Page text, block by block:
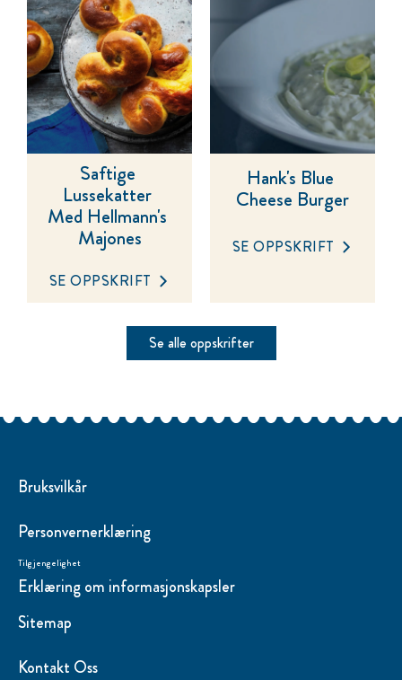
Saftige
Lussekatter
Med Hellmann's
Majones
SE OPPSKRIFT
Hank's Blue
Cheese Burger
SE OPPSKRIFT
Se alle oppskrifter
Bruksvilkår
Personvernerklæring
Tilgjengelighet
Erklæring om informasjonskapsler
Endre Instillinger
Sitemap